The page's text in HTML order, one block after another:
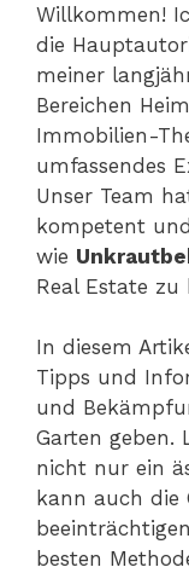
Willkommen!
die
meiner
Bereichen
Immobilien-
umfassendes
Unser Team
kompetent
wie
Real Estate zu
In diesem
Tipps und
und
Garten geben.
nicht nur ein
kann auch die
besten